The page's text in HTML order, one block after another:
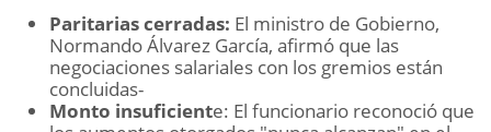
Paritarias cerradas: El ministro de Gobierno,
Normando Álvarez García, afirmó que las
negociaciones salariales con los gremios están
concluidas-
Monto insuficiente: El funcionario reconoció que